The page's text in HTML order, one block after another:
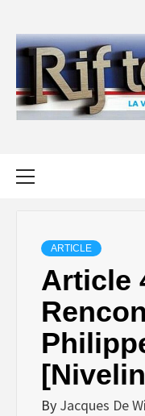
content
ARTICLE
Article
By Jacques De